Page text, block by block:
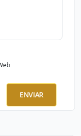
ENVIAR